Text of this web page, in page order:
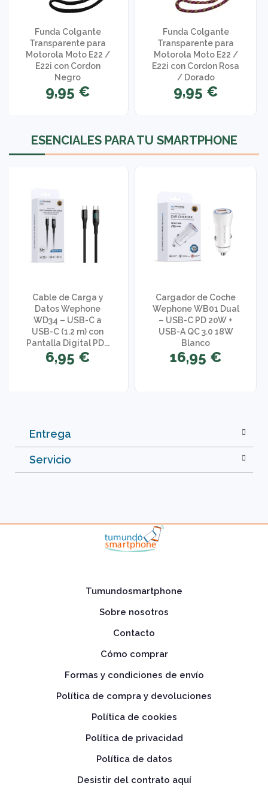
Funda Colgante
Transparente para
Motorola Moto E22 /
E22i con Cordon
Negro
9,95 €
Funda Colgante
Transparente para
Motorola Moto E22 /
E22i con Cordon Rosa
/ Dorado
9,95 €
ESENCIALES PARA TU SMARTPHONE
Cable de Carga y
Datos Wephone
WD34 – USB-C a
USB-C (1.2 m) con
Pantalla Digital PD...
6,95 €
Cargador de Coche
Wephone WB01 Dual
– USB-C PD 20W +
USB-A QC 3.0 18W
Blanco
16,95 €
Entrega
Servicio
Tumundosmartphone
Sobre nosotros
Contacto
Cómo comprar
Formas y condiciones de envío
Política de compra y devoluciones
Política de cookies
Política de privacidad
Política de datos
Desistir del contrato aquí